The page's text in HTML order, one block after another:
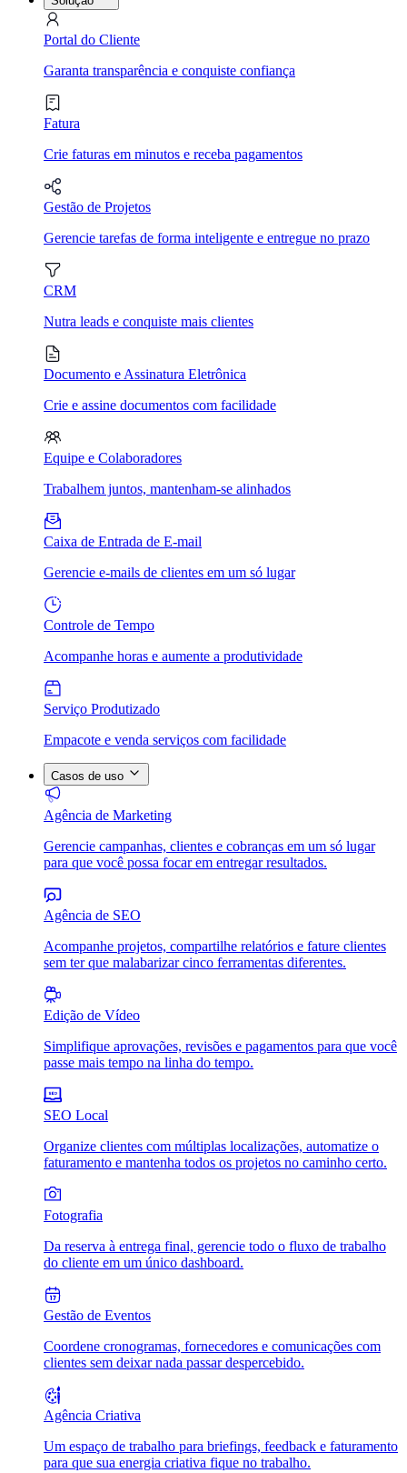
Portal do Cliente
Garanta transparência e conquiste confiança
Fatura
Crie faturas em minutos e receba pagamentos
Gestão de Projetos
Gerencie tarefas de forma inteligente e entregue no prazo
CRM
Nutra leads e conquiste mais clientes
Documento e Assinatura Eletrônica
Crie e assine documentos com facilidade
Equipe e Colaboradores
Trabalhem juntos, mantenham-se alinhados
Caixa de Entrada de E-mail
Gerencie e-mails de clientes em um só lugar
Controle de Tempo
Acompanhe horas e aumente a produtividade
Serviço Produtizado
Empacote e venda serviços com facilidade
Casos de uso
Agência de Marketing
Gerencie campanhas, clientes e cobranças em um só lugar
para que você possa focar em entregar resultados.
Agência de SEO
Acompanhe projetos, compartilhe relatórios e fature clientes
sem ter que malabarizar cinco ferramentas diferentes.
Edição de Vídeo
Simplifique aprovações, revisões e pagamentos para que você
passe mais tempo na linha do tempo.
SEO Local
Organize clientes com múltiplas localizações, automatize o
faturamento e mantenha todos os projetos no caminho certo.
Fotografia
Da reserva à entrega final, gerencie todo o fluxo de trabalho
do cliente em um único dashboard.
Gestão de Eventos
Coordene cronogramas, fornecedores e comunicações com
clientes sem deixar nada passar despercebido.
Agência Criativa
Um espaço de trabalho para briefings, feedback e faturamento
para que sua energia criativa fique no trabalho.